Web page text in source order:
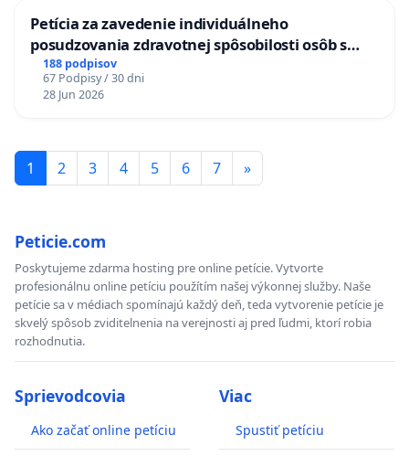
Petícia za zavedenie individuálneho
posudzovania zdravotnej spôsobilosti osôb s
diabetom 1. a 2. typu pri prijímaní do
Policajného zboru SR
188 podpisov
67 Podpisy / 30 dni
28 Jun 2026
1 2 3 4 5 6 7 »
Peticie.com
Poskytujeme zdarma hosting pre online petície. Vytvorte
profesionálnu online petíciu použítím našej výkonnej služby. Naše
petície sa v médiach spomínajú každý deň, teda vytvorenie petície je
skvelý spôsob zviditelnenia na verejnosti aj pred ľudmi, ktorí robia
rozhodnutia.
Sprievodcovia
Ako začať online petíciu
Viac
Spustiť petíciu